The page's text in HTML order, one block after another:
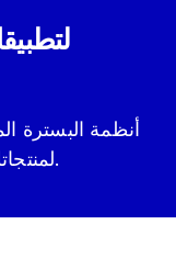
أنظمة البسترة
الأنبوبي من GEA لمنتجاتك الغذائية السائلة.